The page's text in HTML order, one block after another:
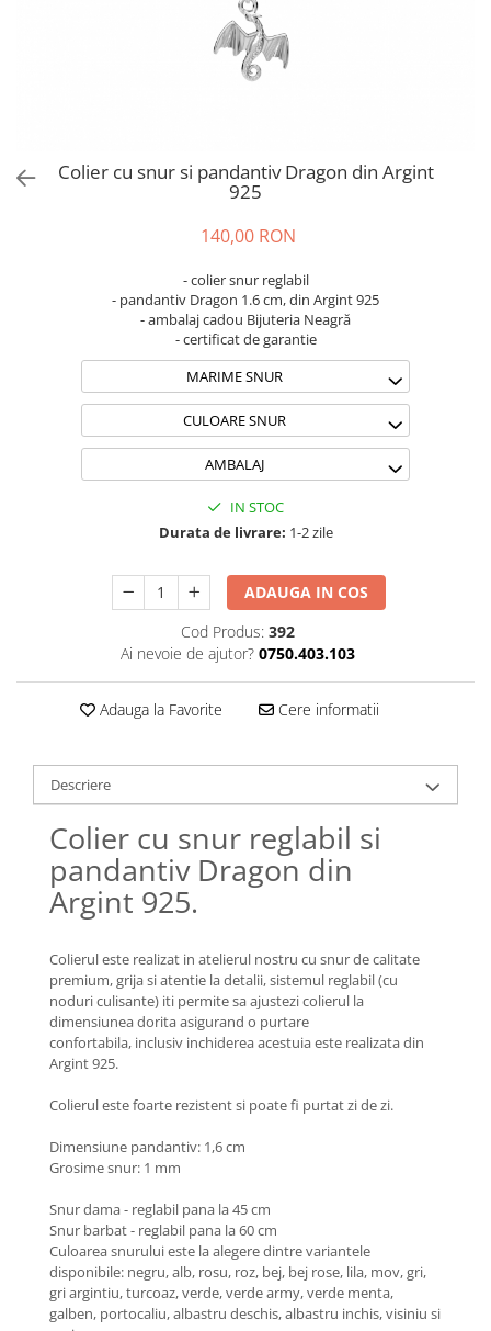
Coliere Transparente cu Cruce
Coliere Transparente cu Stea
Coliere Transparente cu Initiale
Coliere Transparente cu Animale
Coliere Transparente cu Molecule
Coliere Transparente cu Pietre
Coliere Transparente Diverse
Lănțișoare cu Inimioare
Lănțișoare cu Cruce
Lănțișoare cu Semilună
Lănțișoare cu Animale
Lănțișoare cu Molecule
Lănțișoare cu Pietre Naturale
Coliere cu Perle Preciosa
COLIERE ȘNUR REGLABIL
Coliere cu Inimioare
Coliere cu Cruce
Coliere cu Stea
Coliere cu Soare
Coliere cu Zodii
Coliere cu Flori
Coliere cu Animale
Coliere cu Molecule
Coliere Diverse
BRĂȚĂRI
BRĂȚĂRI CU ȘNUR REGLABIL
Brățări din Aur cu șnur reglabil
Brățări din Argint cu șnur reglabil
BRĂȚĂRI CU PIETRE SEMIPREȚIOASE
Brățări din Aur cu pietre
semiprețioase
Brățări din Argint cu pietre
Colier cu snur si pandantiv Dragon din Argint
925
140,00 RON
- colier snur reglabil
- pandantiv Dragon 1.6 cm, din Argint 925
- ambalaj cadou Bijuteria Neagră
- certificat de garantie
MARIME SNUR
CULOARE SNUR
AMBALAJ
IN STOC
Durata de livrare: 1-2 zile
ADAUGA IN COS
Cod Produs: 392
Ai nevoie de ajutor? 0750.403.103
Adauga la Favorite Cere informatii
Descriere
Colier cu snur reglabil si
pandantiv Dragon din
Argint 925.
Colierul este realizat in atelierul nostru cu snur de calitate
premium, grija si atentie la detalii, sistemul reglabil (cu
noduri culisante) iti permite sa ajustezi colierul la
dimensiunea dorita asigurand o purtare
confortabila, inclusiv inchiderea acestuia este realizata din
Argint 925.
Colierul este foarte rezistent si poate fi purtat zi de zi.
Dimensiune pandantiv: 1,6 cm
Grosime snur: 1 mm
Snur dama - reglabil pana la 45 cm
Snur barbat - reglabil pana la 60 cm
Culoarea snurului este la alegere dintre variantele
disponibile: negru, alb, rosu, roz, bej, bej rose, lila, mov, gri,
gri argintiu, turcoaz, verde, verde army, verde menta,
galben, portocaliu, albastru deschis, albastru inchis, visiniu si